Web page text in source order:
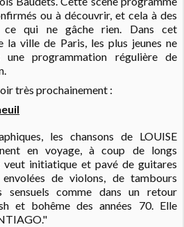
ou à découvrir, et cela à des
ce qui ne gâche rien. Dans cet
la ville de Paris, les plus jeunes ne
programmation régulière de
très prochainement :
les chansons de LOUISE
en voyage, à coup de longs
veut initiatique et pavé de guitares
de violons, de tambours
sensuels comme dans un retour
et bohême des années 70. Elle